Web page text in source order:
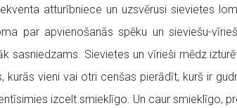
atturībniece un uzsvērusi sievietes
par apvienošanās spēku un sieviešu-
sasniedzams. Sievietes un vīrieši mēdz
vieni vai otri cenšas pierādīt, kurš ir
izcelt smieklīgo. Un caur smieklīgo,